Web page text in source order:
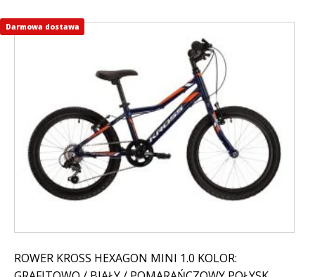
ROWER KROSS HEXAGON MINI 1.0 KOLOR:
Ten
Opcje
można
wybrać
stronie
Darmowa dostawa